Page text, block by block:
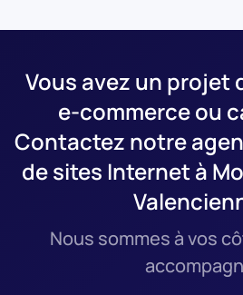
Vous avez un projet
e-commerce ou
Contactez notre
de sites Internet à
Nous sommes à vos